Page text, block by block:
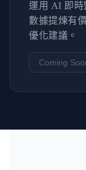
運用 AI 即時
數據提煉有
優化建議。
Coming